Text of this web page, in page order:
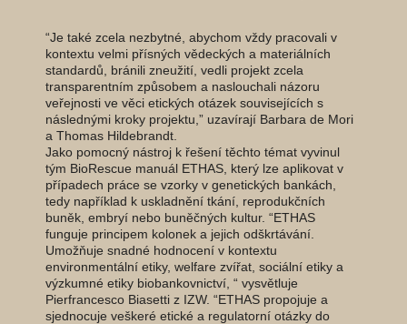
“Je také zcela nezbytné, abychom vždy pracovali v
kontextu velmi přísných vědeckých a materiálních
standardů, bránili zneužití, vedli projekt zcela
transparentním způsobem a naslouchali názoru
veřejnosti ve věci etických otázek souvisejících s
následnými kroky projektu,” uzavírají Barbara de Mori
a Thomas Hildebrandt.
Jako pomocný nástroj k řešení těchto témat vyvinul
tým BioRescue manuál ETHAS, který lze aplikovat v
případech práce se vzorky v genetických bankách,
tedy například k uskladnění tkání, reprodukčních
buněk, embryí nebo buněčných kultur. “ETHAS
funguje principem kolonek a jejich odškrtávání.
Umožňuje snadné hodnocení v kontextu
environmentální etiky, welfare zvířat, sociální etiky a
výzkumné etiky biobankovnictví, “ vysvětluje
Pierfrancesco Biasetti z IZW. “ETHAS propojuje a
sjednocuje veškeré etické a regulatorní otázky do